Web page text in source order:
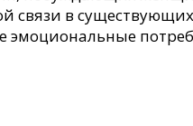
связи в
эмоциональные